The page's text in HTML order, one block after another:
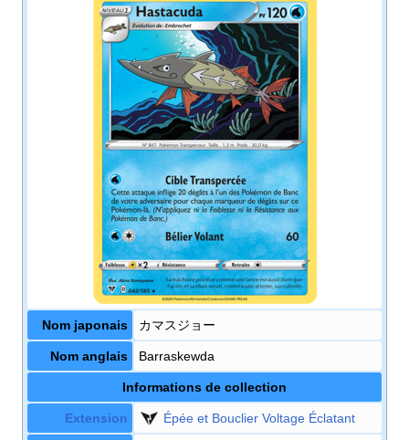
Nom japonais カマスジョー
Nom anglais Barraskewda
Informations de collection
Extension Épée et Bouclier Voltage Éclatant